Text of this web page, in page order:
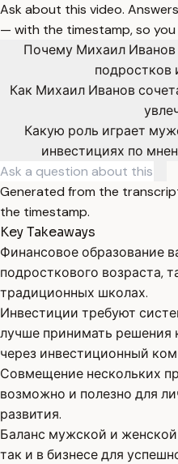
Ask about this video.
— with the timestamp, so you
Почему Михаил Иванов
подростков
Как Михаил Иванов
Какую роль играет
инвестициях по
Generated from the
the timestamp.
Key Takeaways
Финансовое образование
подросткового возраста,
традиционных школах.
Инвестиции требуют
лучше принимать решения
через инвестиционный
Совмещение нескольких
возможно и полезно для
развития.
Баланс мужской и
так и в бизнесе для